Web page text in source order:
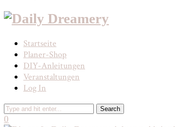
Startseite
Planer-Shop
DIY-Anleitungen
Veranstaltungen
Log In
0